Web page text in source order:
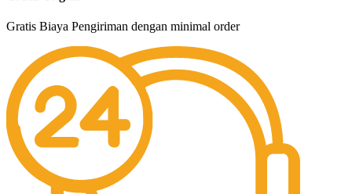
Gratis Biaya Pengiriman dengan minimal order